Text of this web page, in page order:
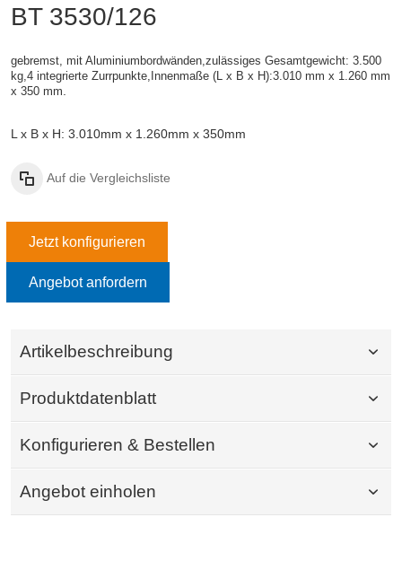
BT 3530/126
gebremst, mit Aluminiumbordwänden,zulässiges Gesamtgewicht: 3.500
kg,4 integrierte Zurrpunkte, Innenmaße ( L x B x H):3.010 mm x 1.260 mm
x 350 mm
L x B x H: 3.010mm x 1.260mm x 350mm
Auf die Vergleichsliste
Jetzt konfigurieren
Angebot anfordern
Artikelbeschreibung
Produktdatenblatt
Konfigurieren & Bestellen
Angebot einholen